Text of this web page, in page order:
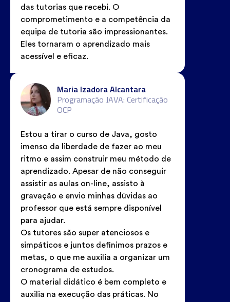
das tutorias que recebi. O
comprometimento e a competência da
equipa de tutoria são impressionantes.
Eles tornaram o aprendizado mais
acessível e eficaz.
Maria Izadora Alcantara
Programação JAVA: Certificação
OCP
Estou a tirar o curso de Java, gosto
imenso da liberdade de fazer ao meu
ritmo e assim construir meu método de
aprendizado. Apesar de não conseguir
assistir as aulas on-line, assisto à
gravação e envio minhas dúvidas ao
professor que está sempre disponível
para ajudar.
Os tutores são super atenciosos e
simpáticos e juntos definimos prazos e
metas, o que me auxilia a organizar um
cronograma de estudos.
O material didático é bem completo e
auxilia na execução das práticas. No